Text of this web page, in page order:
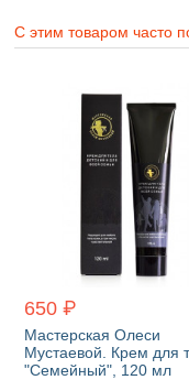
С этим товаром часто
650 ₽
Мастерская Олеси
Мустаевой. Крем для
"Семейный", 120 мл